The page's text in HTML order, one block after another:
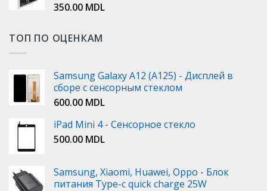
350.00 MDL
ТОП ПО ОЦЕНКАМ
Samsung Galaxy A12 (A125) - Дисплей в
сборе с сенсорным стеклом
600.00 MDL
iPad Mini 4 - Сенсорное стекло
500.00 MDL
Samsung, Xiaomi, Huawei, Oppo - Блок
питания Type-c quick charge 25W